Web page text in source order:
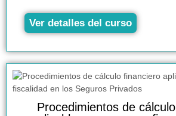
Ver detalles del curso
Procedimientos de